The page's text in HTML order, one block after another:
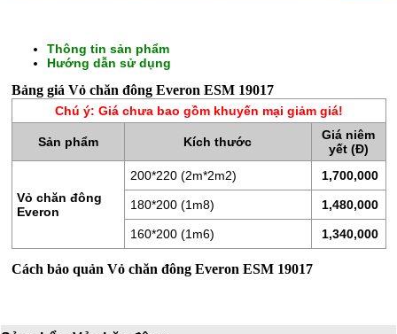
BÔNG
LÒ
RUỘT
GỐI
Thông tin sản phẩm
Hướng dẫn sử dụng
Bảng giá Vỏ chăn đông Everon ESM 19017
Chú ý: Giá chưa bao gồm khuyến mại giảm giá!
Sản phẩm Kích thước
Giá niêm
yết (Đ)
Vỏ chăn đông
Everon
200*220 (2m*2m2) 1,700,000
180*200 (1m8) 1,480,000
160*200 (1m6) 1,340,000
Cách bảo quản Vỏ chăn đông Everon ESM 19017